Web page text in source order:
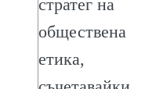
стратег на
обществена
етика,